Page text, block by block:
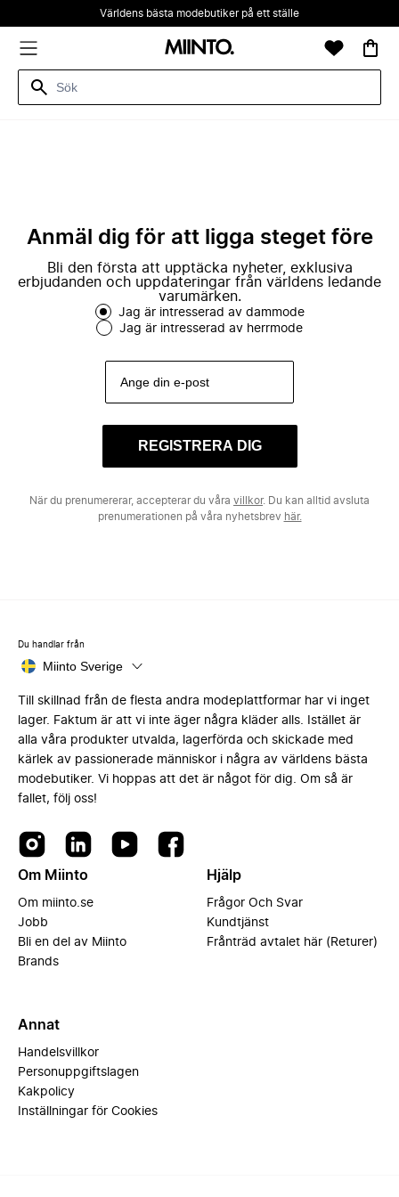
Världens bästa modebutiker på ett ställe
Anmäl dig för att ligga steget före
Bli den första att upptäcka nyheter, exklusiva
erbjudanden och uppdateringar från världens ledande
varumärken.
Jag är intresserad av dammode
Jag är intresserad av herrmode
REGISTRERA DIG
När du prenumererar, accepterar du våra villkor. Du kan alltid avsluta
prenumerationen på våra nyhetsbrev här.
Du handlar från
Miinto Sverige
Till skillnad från de flesta andra modeplattformar har vi inget
lager. Faktum är att vi inte äger några kläder alls. Istället är
alla våra produkter utvalda, lagerförda och skickade med
kärlek av passionerade människor i några av världens bästa
modebutiker. Vi hoppas att det är något för dig. Om så är
fallet, följ oss!
Om Miinto
Om miinto.se
Jobb
Bli en del av Miinto
Brands
Hjälp
Frågor Och Svar
Kundtjänst
Frånträd avtalet här (Returer)
Annat
Handelsvillkor
Personuppgiftslagen
Kakpolicy
Inställningar för Cookies